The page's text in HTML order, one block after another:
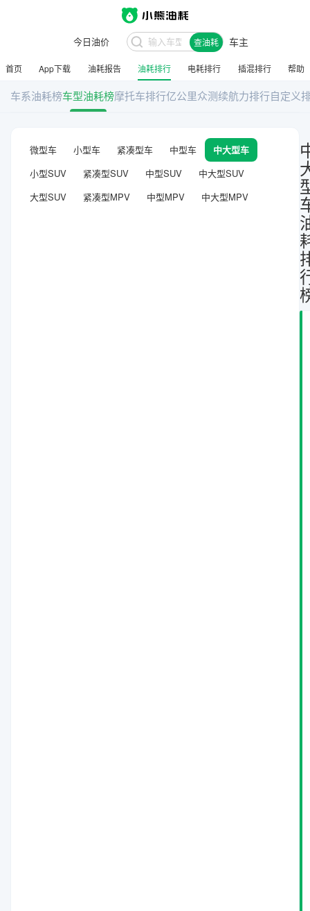
今日油价 查油耗 车主
首页 App下载 油耗报告 油耗排行 电耗排行 插混排行 帮助
车系油耗榜车型油耗榜摩托车排行亿公里众测续航力排行自定义
微型车 小型车 紧凑型车 中型车
中大型车
小型SUV
紧凑型SUV 中型SUV
中大型SUV
大型SUV
紧凑型MPV 中型MPV 中大型MPV